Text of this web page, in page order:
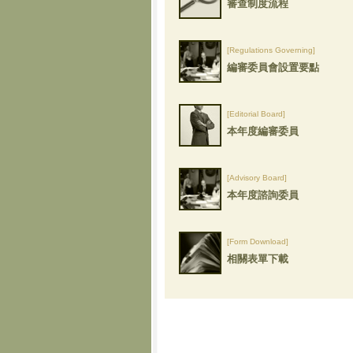
審查制度流程
[Regulations Governing]
編審委員會設置要點
[Editorial Board]
本年度編審委員
[Advisory Board]
本年度諮詢委員
[Form Download]
相關表單下載